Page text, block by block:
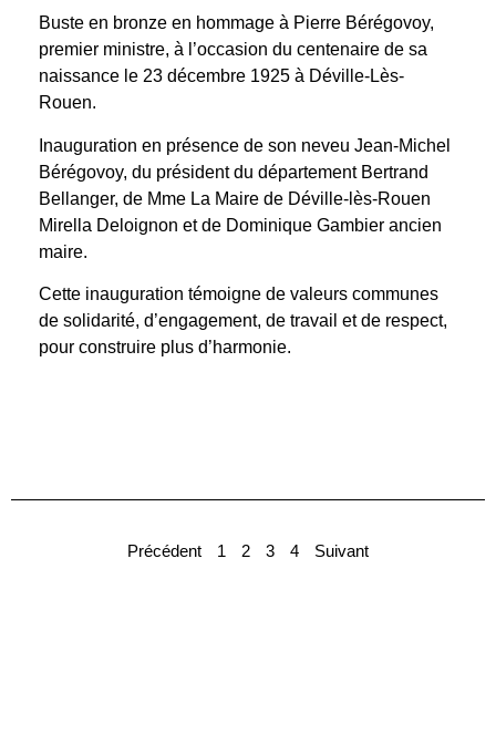
Buste en bronze en hommage à Pierre Bérégovoy,
premier ministre, à l’occasion du centenaire de sa
naissance le 23 décembre 1925 à Déville-Lès-
Rouen.
Inauguration en présence de son neveu Jean-Michel
Bérégovoy, du président du département Bertrand
Bellanger, de Mme La Maire de Déville-lès-Rouen
Mirella Deloignon et de Dominique Gambier ancien
maire.
Cette inauguration témoigne de valeurs communes
de solidarité, d’engagement, de travail et de respect,
pour construire plus d’harmonie.
Précédent 1 2 3 4 Suivant